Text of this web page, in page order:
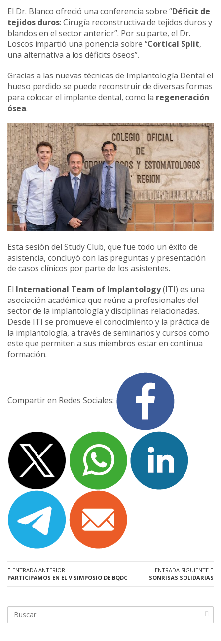
El Dr. Blanco ofreció una conferencia sobre “Déficit de
tejidos duros: Cirugía reconstructiva de tejidos duros y
blandos en el sector anterior”. Por su parte, el Dr.
Loscos impartió una ponencia sobre “Cortical Split,
una alternativa a los déficits óseos”.
Gracias a las nuevas técnicas de Implantología Dental el
hueso perdido se puede reconstruir de diversas formas
para colocar el implante dental, como la regeneración
ósea.
Esta sesión del Study Club, que fue todo un éxito de
asistencia, concluyó con las preguntas y presentación
de casos clínicos por parte de los asistentes.
El International Team of Implantology(ITI) es una
asociación académica que reúne a profesionales del
sector de la implantología y disciplinas relacionadas.
Desde ITI se promueve el conocimiento y la práctica de
la implantología, a través de seminarios y cursos como
este que permiten a sus miembros estar en continua
formación.
Compartir en Redes Sociales:
ENTRADA ANTERIOR
PARTICIPAMOS EN EL V SIMPOSIO DE BQDC
ENTRADA SIGUIENTE
SONRISAS SOLIDARIAS